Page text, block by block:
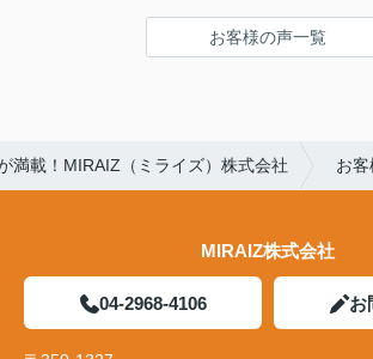
お客様の声一覧
満載！MIRAIZ（ミライズ）株式会社 お
MIRAIZ株式会社
04-2968-4106 お